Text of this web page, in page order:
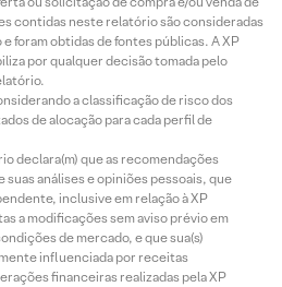
contidas neste relatório são consideradas
e foram obtidas de fontes públicas. A XP
por qualquer decisão tomada pelo
a classificação de risco dos
de alocação para cada perfil de
declara(m) que as recomendações
análises e opiniões pessoais, que
inclusive em relação à XP
a modificações sem aviso prévio em
de mercado, e que sua(s)
influenciada por receitas
financeiras realizadas pela XP